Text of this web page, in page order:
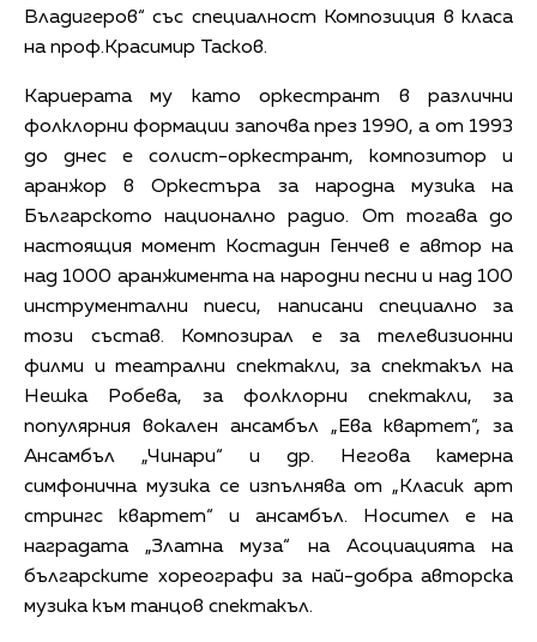
Владигеров“ със специалност Композиция в класа
на проф.Красимир Тасков.
Кариерата му като оркестрант в различни
фолклорни формации започва през 1990, а от 1993
до днес е солист-оркестрант, композитор и
аранжор в Оркестъра за народна музика на
Българското национално радио. От тогава до
настоящия момент Костадин Генчев е автор на
над 1000 аранжимента на народни песни и над 100
инструментални пиеси, написани специално за
този състав. Композирал е за телевизионни
филми и театрални спектакли, за спектакъл на
Нешка Робева, за фолклорни спектакли, за
популярния вокален ансамбъл „Ева квартет“, за
Ансамбъл „Чинари“ и др. Негова камерна
симфонична музика се изпълнява от „Класик арт
стрингс квартет“ и ансамбъл. Носител е на
наградата „Златна муза“ на Асоциацията на
българските хореографи за най-добра авторска
музика към танцов спектакъл.